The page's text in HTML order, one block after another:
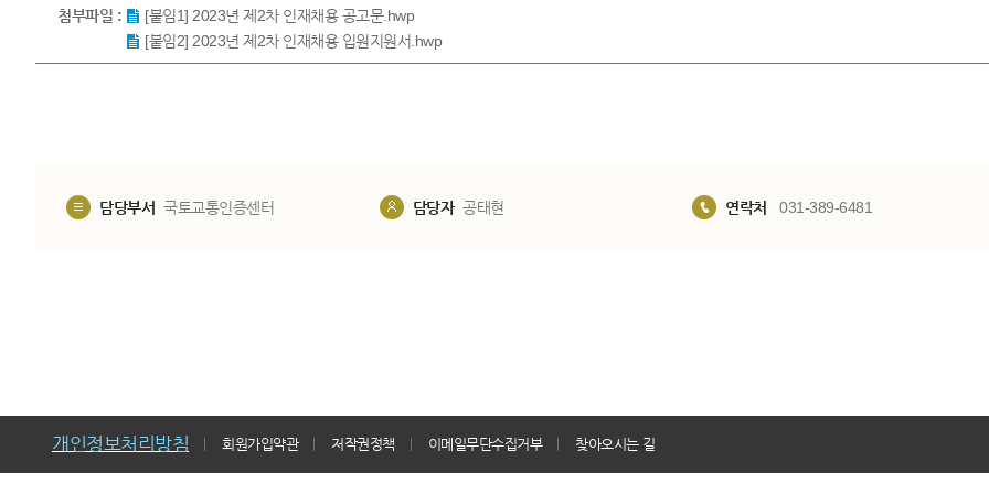
첨부파일 :
[붙임1] 2023년 제2차 인재채용 공고문.hwp
[붙임2] 2023년 제2차 인재채용 입원지원서.hwp
담당부서 국토교통인증센터 담당자 공태현 연락처 031-389-6481
개인정보처리방침 회원가입약관 저작권정책 이메일무단수집거부 찾아오시는 길